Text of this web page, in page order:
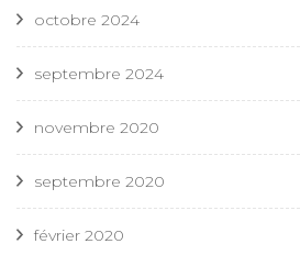
octobre 2024
septembre 2024
novembre 2020
septembre 2020
février 2020